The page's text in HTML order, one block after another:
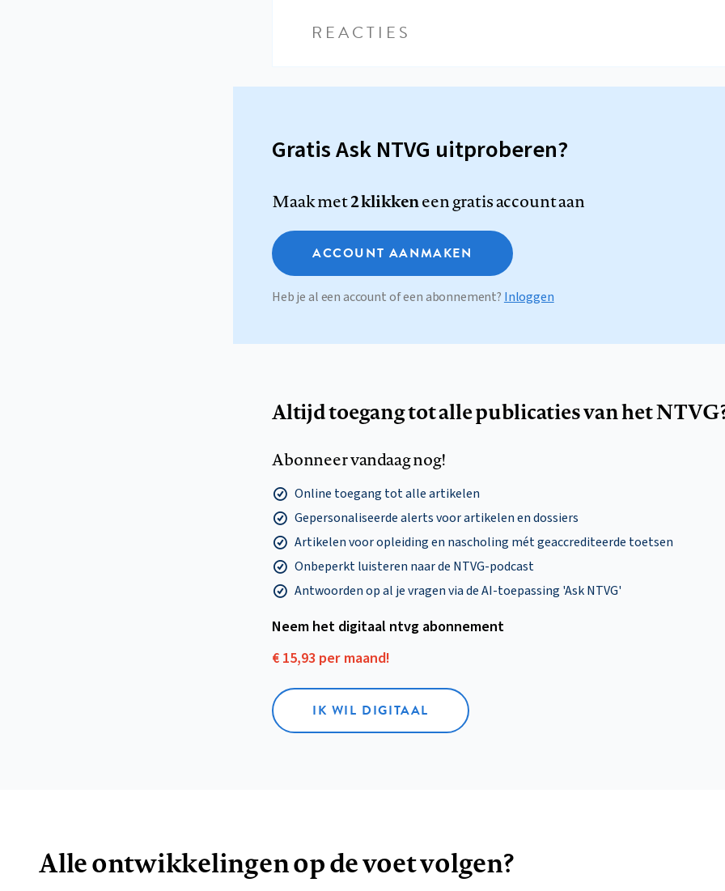
REACTIES
Gratis Ask NTVG uitproberen?
Maak met2 klikkeneen gratis account aan
ACCOUNT AANMAKEN
Heb je al een account of een abonnement? Inloggen
Altijd toegang tot alle publicaties van het
Abonneer vandaag nog!
Online toegang tot alle artikelen
Gepersonaliseerde alerts voor artikelen en dossiers
Artikelen voor opleiding en nascholing mét geaccrediteerde toetsen
Onbeperkt luisteren naar de NTVG-podcast
Antwoorden op al je vragen via de AI-toepassing 'Ask NTVG'
Neem het digitaal ntvg abonnement
€ 15,93 per maand!
IK WIL DIGITAAL
Alle ontwikkelingen op de voet volgen?